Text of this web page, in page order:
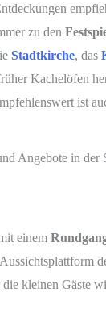
zu den
Stadtkirche, das
Kachelöfen
ist
Angebote in der
einem
die kleinen Gäste